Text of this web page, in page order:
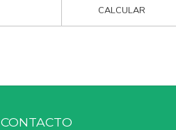
CALCULAR
CONTACTO